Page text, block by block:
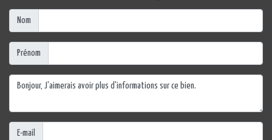
Nom
Prénom
E-mail